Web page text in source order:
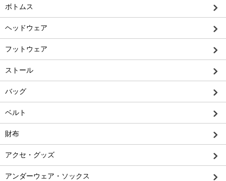
ボトムス
ヘッドウェア
フットウェア
ストール
バッグ
ベルト
財布
アクセ・グッズ
アンダーウェア・ソックス